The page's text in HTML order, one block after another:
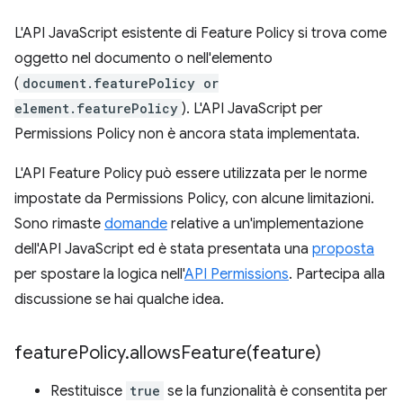
L'API JavaScript esistente di Feature Policy si trova come
oggetto nel documento o nell'elemento
( document.featurePolicy or
element.featurePolicy ). L'API JavaScript per
Permissions Policy non è ancora stata implementata.
L'API Feature Policy può essere utilizzata per le norme
impostate da Permissions Policy, con alcune limitazioni.
Sono rimaste domande relative a un'implementazione
dell'API JavaScript ed è stata presentata una proposta
per spostare la logica nell'API Permissions. Partecipa alla
discussione se hai qualche idea.
featurePolicy.allowsFeature(feature)
Restituisce true se la funzionalità è consentita per